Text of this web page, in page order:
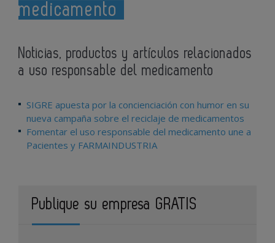
medicamento
Noticias, productos y artículos relacionados
a uso responsable del medicamento
SIGRE apuesta por la concienciación con humor en su
nueva campaña sobre el reciclaje de medicamentos
Fomentar el uso responsable del medicamento une a
Pacientes y FARMAINDUSTRIA
Publique su empresa GRATIS